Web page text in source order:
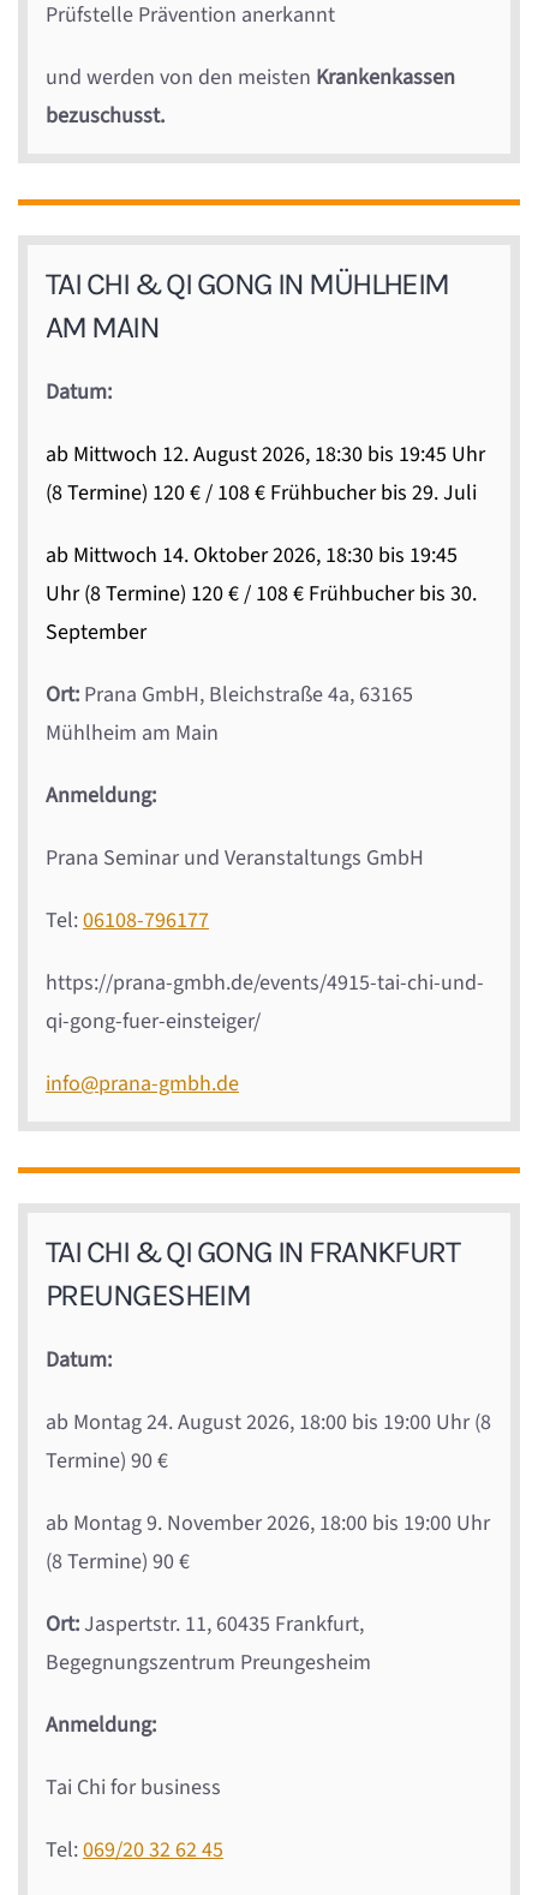
Prüfstelle Prävention anerkannt
und werden von den meisten Krankenkassen
bezuschusst.
TAI CHI & QI GONG IN MÜHLHEIM
AM MAIN
Datum:
ab Mittwoch 12. August 2026, 18:30 bis 19:45 Uhr
(8 Termine) 120 € / 108 € Frühbucher bis 29. Juli
ab Mittwoch 14. Oktober 2026, 18:30 bis 19:45
Uhr (8 Termine) 120 € / 108 € Frühbucher bis 30.
September
Ort: Prana GmbH, Bleichstraße 4a, 63165
Mühlheim am Main
Anmeldung:
Prana Seminar und Veranstaltungs GmbH
Tel:06108-796177
https://prana-gmbh.de/events/4915-tai-chi-und-
qi-gong-fuer-einsteiger/
info@prana-gmbh.de
TAI CHI & QI GONG IN FRANKFURT
PREUNGESHEIM
Datum:
ab Montag 24. August 2026, 18:00 bis 19:00 Uhr (8
Termine) 90 €
ab Montag 9. November 2026, 18:00 bis 19:00 Uhr
(8 Termine) 90 €
Ort:Jaspertstr. 11, 60435 Frankfurt,
Begegnungszentrum Preungesheim
Anmeldung:
Tai Chi for business
Tel:069/20 32 62 45